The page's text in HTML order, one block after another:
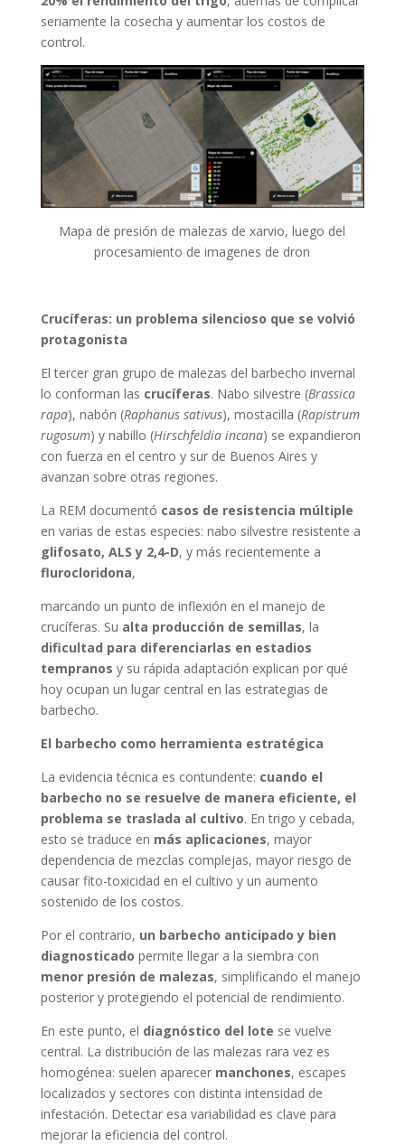
seriamente la cosecha y aumentar los costos de
control.
Mapa de presión de malezas de xarvio, luego del
procesamiento de imagenes de dron
Crucíferas: un problema silencioso que se volvió
protagonista
El tercer gran grupo de malezas del barbecho invernal
lo conforman las crucíferas. Nabo silvestre (Brassica
rapa), nabón (Raphanus sativus), mostacilla (Rapistrum
rugosum) y nabillo (Hirschfeldia incana) se expandieron
con fuerza en el centro y sur de Buenos Aires y
avanzan sobre otras regiones.
La REM documentó casos de resistencia múltiple
en varias de estas especies: nabo silvestre resistente a
glifosato, ALS y 2,4-D, y más recientemente a
flurocloridona,
marcando un punto de inflexión en el manejo de
crucíferas. Su alta producción de semillas, la
dificultad para diferenciarlas en estadios
tempranos y su rápida adaptación explican por qué
hoy ocupan un lugar central en las estrategias de
barbecho.
El barbecho como herramienta estratégica
La evidencia técnica es contundente: cuando el
barbecho no se resuelve de manera eficiente, el
problema se traslada al cultivo. En trigo y cebada,
esto se traduce en más aplicaciones, mayor
dependencia de mezclas complejas, mayor riesgo de
causar fito-toxicidad en el cultivo y un aumento
sostenido de los costos.
Por el contrario, un barbecho anticipado y bien
diagnosticado permite llegar a la siembra con
menor presión de malezas, simplificando el manejo
posterior y protegiendo el potencial de rendimiento.
En este punto, el diagnóstico del lote se vuelve
central. La distribución de las malezas rara vez es
homogénea: suelen aparecer manchones, escapes
localizados y sectores con distinta intensidad de
infestación. Detectar esa variabilidad es clave para
mejorar la eficiencia del control.